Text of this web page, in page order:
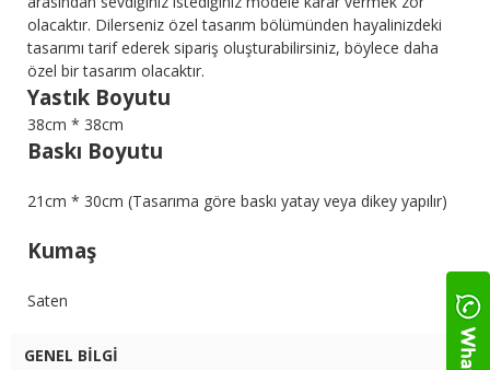
olacaktır. Dilerseniz özel tasarım bölümünden hayalinizdeki
tasarımı tarif ederek sipariş oluşturabilirsiniz, böylece daha
özel bir tasarım olacaktır.
Yastık Boyutu
38cm * 38cm
Baskı Boyutu
21cm * 30cm (Tasarıma göre baskı yatay veya dikey yapılır)
Kumaş
Saten
GENEL BILGI